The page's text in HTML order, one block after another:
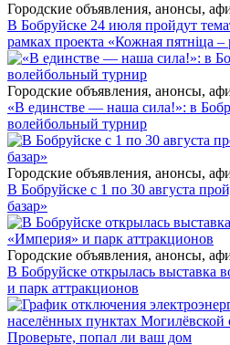
Городские объявления, анонсы,
В Бобруйске 24 июля пройдут
рамках проекта «Кожная пятніца –
Городские объявления, анонсы,
«В единстве — наша сила!»: в
волейбольный турнир
Городские объявления, анонсы,
В Бобруйске с 1 по 30 августа
базар»
Городские объявления, анонсы,
В Бобруйске открылась выставка
и парк аттракционов